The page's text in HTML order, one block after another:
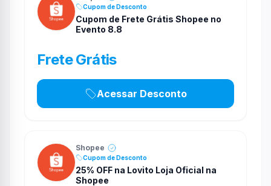
Cupom de Desconto
Cupom de Frete Grátis Shopee no
Evento 8.8
Frete Grátis
Acessar Desconto
Shopee
Cupom de Desconto
25% OFF na Lovito Loja Oficial na
Shopee